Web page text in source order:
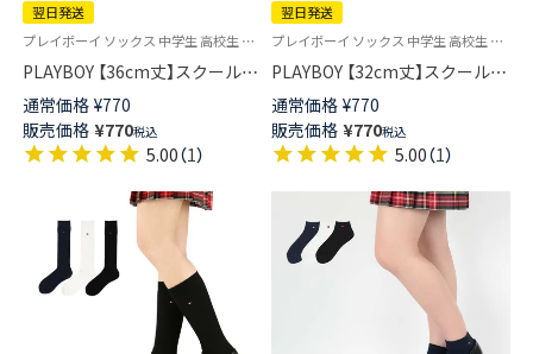
翌日発送
プレイボーイ ソックス 中学生 高校生 学校 制服 靴下
PLAYBOY 【36cm丈】スクールソ
ックス ワンポイント 片面刺繍
入り リブ レディース 【365日最
短翌日発送】03737754
通常価格 ¥770
販売価格 ¥770税込
5.00（1）
翌日発送
プレイボーイ ソックス 中学生 高校生 学校 制服 靴下 旧03737353
PLAYBOY 【32cm丈】スクールソ
ックス ワンポイント 片面刺繍
入り リブ レディース 【365日最
短翌日発送】03737753
通常価格 ¥770
販売価格 ¥770税込
5.00（1）